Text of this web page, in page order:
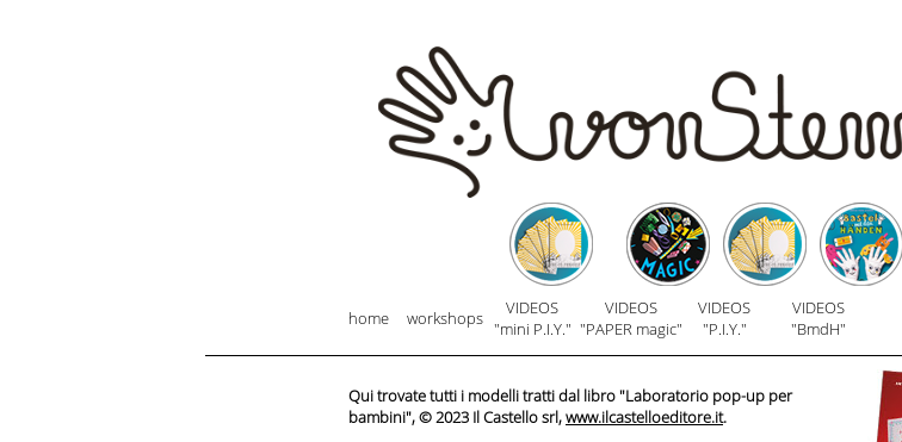
home workshops
VIDEOS
"mini P.I.Y."
VIDEOS
"PAPER magic"
VIDEOS
"P.I.Y."
VIDEOS
"BmdH"
Qui trovate tutti i modelli tratti dal libro "Laboratorio pop-up per
bambini", © 2023 Il Castello srl,www.ilcastelloeditore.it.